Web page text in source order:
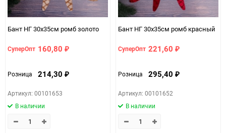
Бант НГ 30х35см ромб золото
СуперОпт 160,80 ₽
Розница 214,30 ₽
Артикул: 00101653
В наличии
Бант НГ 30х35см ромб красный
СуперОпт 221,60 ₽
Розница 295,40 ₽
Артикул: 00101652
В наличии